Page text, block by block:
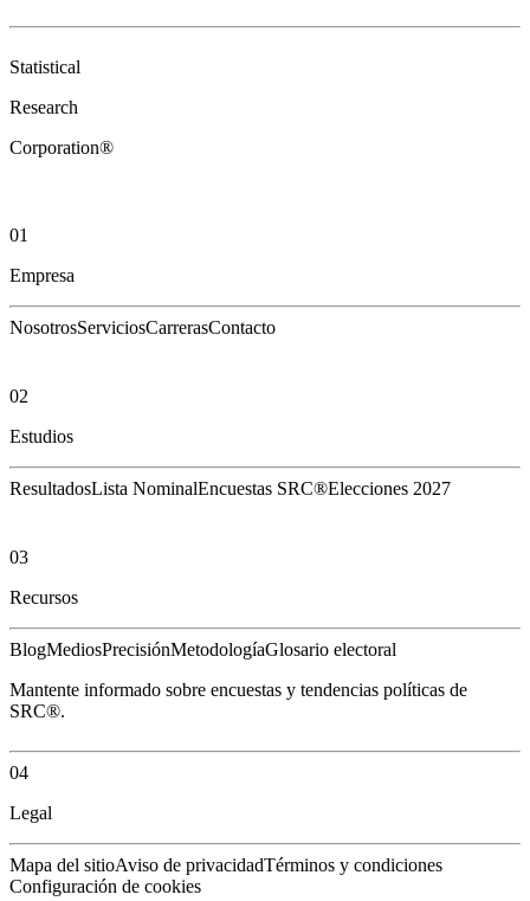
Statistical
Research
Corporation®
01
Empresa
NosotrosServiciosCarrerasContacto
02
Estudios
ResultadosLista NominalEncuestas SRC®Elecciones 2027
03
Recursos
BlogMediosPrecisiónMetodologíaGlosario electoral
Mantente informado sobre encuestas y tendencias políticas de
SRC®.
04
Legal
Mapa del sitioAviso de privacidadTérminos y condiciones
Configuración de cookies